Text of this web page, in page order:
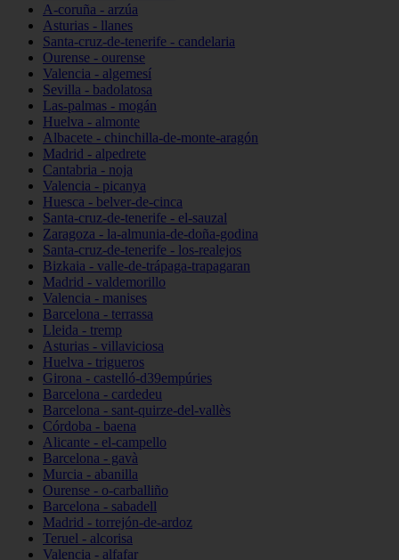
A-coruña - arzúa
Asturias - llanes
Santa-cruz-de-tenerife - candelaria
Ourense - ourense
Valencia - algemesí
Sevilla - badolatosa
Las-palmas - mogán
Huelva - almonte
Albacete - chinchilla-de-monte-aragón
Madrid - alpedrete
Cantabria - noja
Valencia - picanya
Huesca - belver-de-cinca
Santa-cruz-de-tenerife - el-sauzal
Zaragoza - la-almunia-de-doña-godina
Santa-cruz-de-tenerife - los-realejos
Bizkaia - valle-de-trápaga-trapagaran
Madrid - valdemorillo
Valencia - manises
Barcelona - terrassa
Lleida - tremp
Asturias - villaviciosa
Huelva - trigueros
Girona - castelló-d39empúries
Barcelona - cardedeu
Barcelona - sant-quirze-del-vallès
Córdoba - baena
Alicante - el-campello
Barcelona - gavà
Murcia - abanilla
Ourense - o-carballiño
Barcelona - sabadell
Madrid - torrejón-de-ardoz
Teruel - alcorisa
Valencia - alfafar